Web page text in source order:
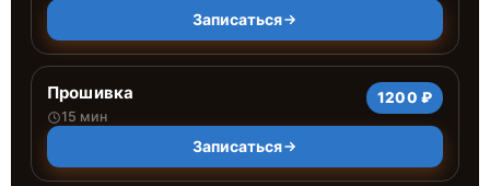
Записаться
Прошивка
15 мин
1200 ₽
Записаться